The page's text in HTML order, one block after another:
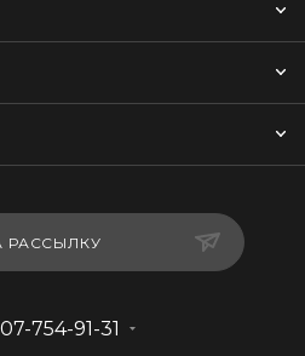
РАССЫЛКУ
754-91-31